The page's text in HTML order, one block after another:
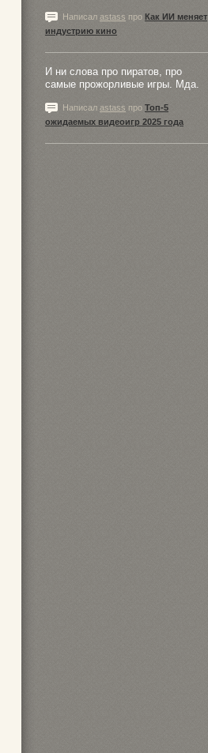
Написал astass про Как ИИ меняет
индустрию кино
И ни слова про пиратов, про
самые прожорливые игры. Мда.
Написал astass про Топ-5
ожидаемых видеоигр 2025 года